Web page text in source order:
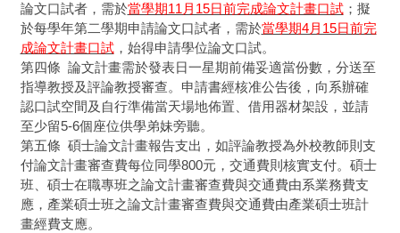
論文口試者，需於當學期11月15日前完成論文計畫口試；擬
於每學年第二學期申請論文口試者，需於當學期4月15日前完
成論文計畫口試，始得申請學位論文口試。
第四條 論文計畫需於發表日一星期前備妥適當份數，分送至
指導教授及評論教授審查。申請書經核准公告後，向系辦確
認口試空間及自行準備當天場地佈置、借用器材架設，並請
至少留5-6個座位供學弟妹旁聽。
第五條 碩士論文計畫報告支出，如評論教授為外校教師則支
付論文計畫審查費每位同學800元，交通費則核實支付。碩士
班、碩士在職專班之論文計畫審查費與交通費由系業務費支
應，產業碩士班之論文計畫審查費與交通費由產業碩士班計
畫經費支應。